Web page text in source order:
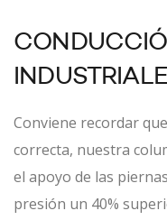
Conviene recordar
correcta, nuestra
el apoyo de las
presión un 40%